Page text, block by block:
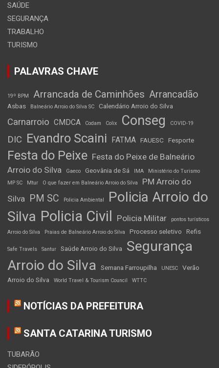
SAÚDE
SEGURANÇA
TRABALHO
TURISMO
PALAVRAS CHAVE
19º BPM Arrancada de Caminhões Arrancadão
Asbas Balneário Arroio do Silva SC Calendário Arroio do Silva
Carnarroio CMDCA Codam Colix Conseg COVID-19
DIC Evandro Scaini FATMA FAUESC Fesporte
Festa do Peixe Festa do Peixe de Balneário
Arroio do Silva
Gaeco Geovânia de Sá IMA
Ministério do Turismo
MP SC
Mtur O que fazer em Balneário Arroio do Silva
PM Arroio do
Silva
PM SC Policia Ambiental
Policia Arroio do
Silva Policia Civil Policia Militar
pontos turísticos
Arroio do Silva
Praias de Balneário Arroio do Silva Processo seletivo Refis
Safe Travels Santur Saúde Arroio do Silva
Segurança
Arroio do Silva
Semana Farroupilha UNESC
Verão
Arroio do Silva
World Travel & Tourism Council WTTC
NOTÍCIAS DA PREFEITURA
SANTA CATARINA TURISMO
TUBARÃO